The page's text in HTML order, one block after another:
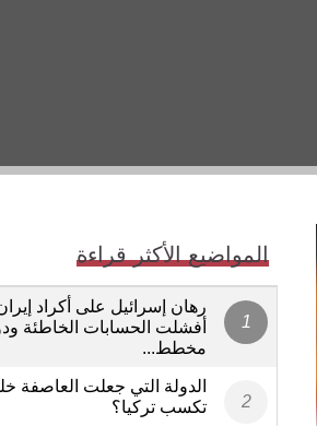
المواضيع الأكثر قراءة
رهان إسرائيل على أكراد
أفشلت الحسابات الخاطئة
مخطط...
الدولة التي جعلت العاصفة
تكسب تركيا؟